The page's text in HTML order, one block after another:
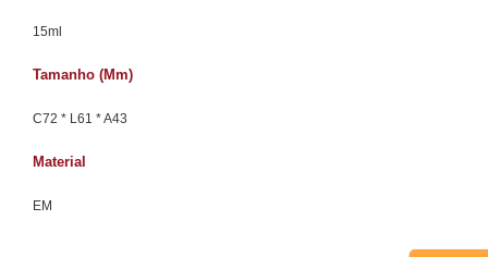
15ml
Tamanho (mm)
C72 * L61 * A43
Material
EM